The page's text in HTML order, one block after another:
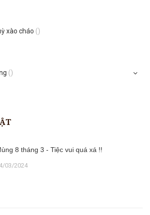
xào cháo ()
()
8 tháng 3 - Tiệc vui quá xá !!
03/2024